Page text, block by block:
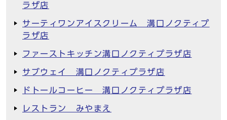
ラザ店
サーティワンアイスクリーム 溝口ノクティプ
ラザ店
ファーストキッチン溝口ノクティプラザ店
サブウェイ 溝口ノクティプラザ店
ドトールコーヒー 溝口ノクティプラザ店
レストラン みやまえ